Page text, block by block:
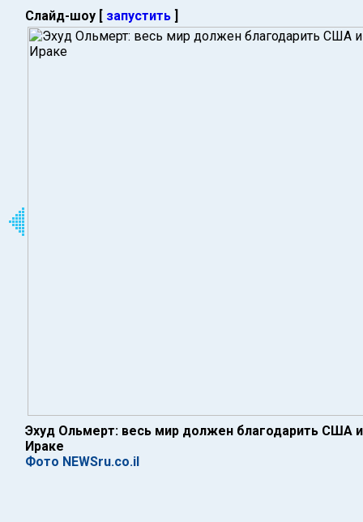
Слайд-шоу [ запустить ]
Эхуд Ольмерт: весь мир должен благодарить США
Ираке
Фото NEWSru.co.il